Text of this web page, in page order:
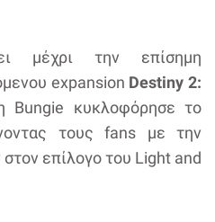
μέχρι την επίσημη
expansion Destiny 2:
Bungie κυκλοφόρησε το
τους fans με την
επίλογο του Light and